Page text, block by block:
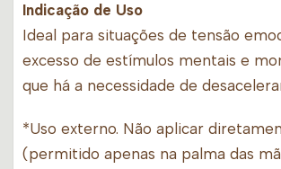
Indicação de Uso
Ideal para situações de tensão
excesso de estímulos mentais e
que há a necessidade de
*Uso externo. Não aplicar
(permitido apenas na palma das